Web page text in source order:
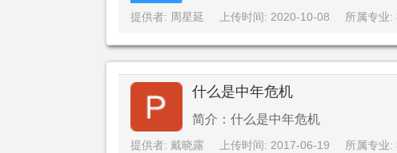
提供者: 周星延 上传时间: 2020-10-08 所属专业:
什么是中年危机
简介：什么是中年危机
提供者: 戴晓露 上传时间: 2017-06-19 所属专业: